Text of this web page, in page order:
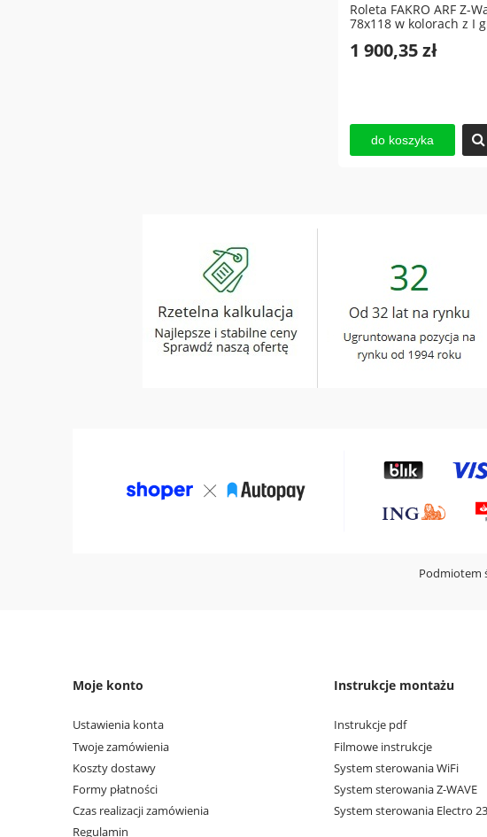
Roleta FAKRO ARF Z-
78x118 w kolorach z I
1 900,35 zł
do koszyka
Podmiotem
Moje konto
Ustawienia konta
Twoje zamówienia
Koszty dostawy
Formy płatności
Czas realizacji zamówienia
Regulamin
Instrukcje montażu
Instrukcje pdf
Filmowe instrukcje
System sterowania WiFi
System sterowania Z-WAVE
System sterowania Electro